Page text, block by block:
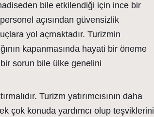
bile etkilendiği için ince bir
açısından güvensizlik
yol açmaktadır. Turizmin
kapanmasında hayati bir öneme
sorun bile ülke genelini
Turizm yatırımcısının daha
çok konuda yardımcı olup teşviklerini